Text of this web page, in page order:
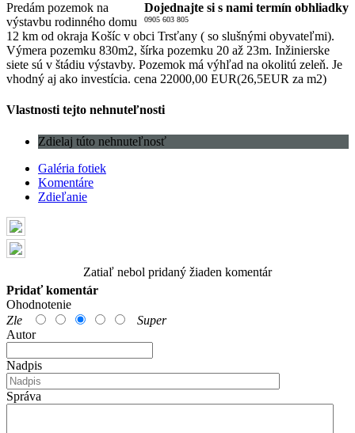
Dojednajte si s nami termín obhliadky
0905 603 805
Predám pozemok na
výstavbu rodinného domu
12 km od okraja Košíc v obci Trsťany ( so slušnými obyvateľmi).
Výmera pozemku 830m2, šírka pozemku 20 až 23m. Inžinierske
siete sú v štádiu výstavby. Pozemok má výhľad na okolitú zeleň. Je
vhodný aj ako investícia. cena 22000,00 EUR(26,5EUR za m2)
Vlastnosti tejto nehnuteľnosti
Zdielaj túto nehnuteľnosť
Galéria fotiek
Komentáre
Zdieľanie
Zatiaľ nebol pridaný žiaden komentár
Pridať komentár
Ohodnotenie
Zle
Super
Autor
Nadpis
Správa